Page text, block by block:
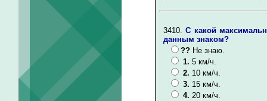
3410.С какой
данным знаком?
?? Не знаю.
1. 5 км/ч.
2. 10 км/ч.
3. 15 км/ч.
4. 20 км/ч.